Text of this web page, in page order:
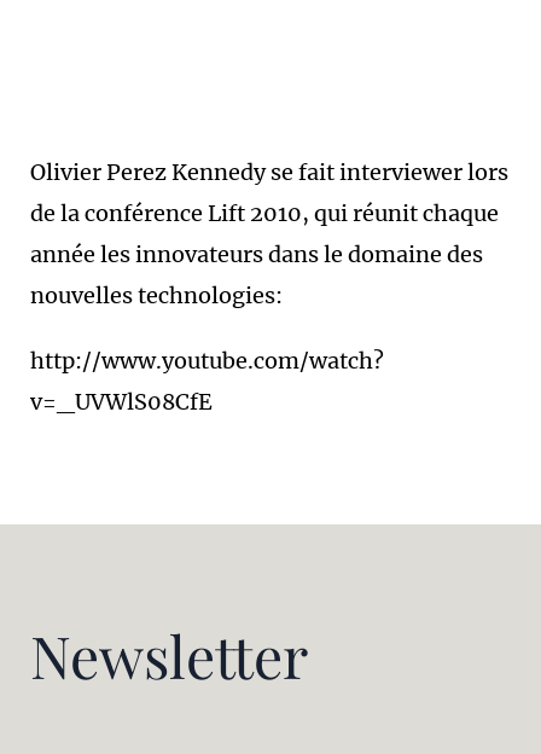
Olivier Perez Kennedy se fait interviewer lors
de la conférence Lift 2010, qui réunit chaque
année les innovateurs dans le domaine des
nouvelles technologies:
http://www.youtube.com/watch?
v=_UVWlS08CfE
Newsletter